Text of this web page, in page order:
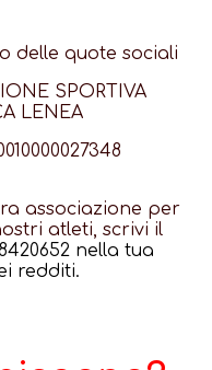
delle quote sociali
SPORTIVA
LENEA
associazione per
atleti, scrivi il
nella tua
redditi.